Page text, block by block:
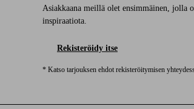
Asiakkaana meillä olet ensimmäinen, jolla
inspiraatiota.
Rekisteröidy itse
* Katso tarjouksen ehdot rekisteröitymisen